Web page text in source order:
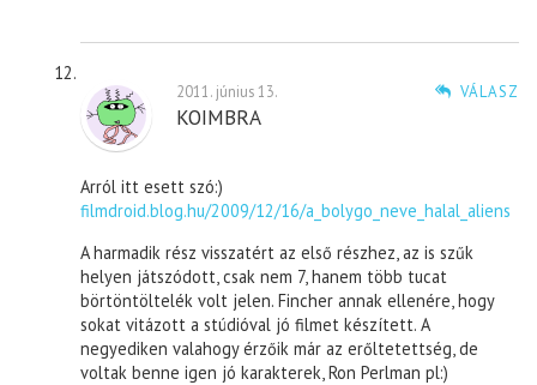
VÁLASZ
2011. június 13.
KOIMBRA
Arról itt esett szó:)
filmdroid.blog.hu/2009/12/16/a_bolygo_neve_halal_aliens
A harmadik rész visszatért az első részhez, az is szűk
helyen játszódott, csak nem 7, hanem több tucat
börtöntöltelék volt jelen. Fincher annak ellenére, hogy
sokat vitázott a stúdióval jó filmet készített. A
negyediken valahogy érzőik már az erőltetettség, de
voltak benne igen jó karakterek, Ron Perlman pl:)